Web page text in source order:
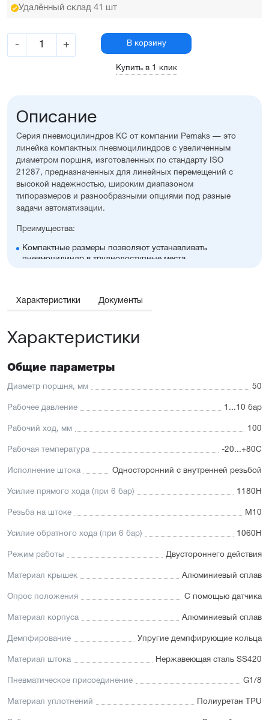
Удалённый склад 41 шт
- + В корзину
Купить в 1 клик
Описание
Серия пневмоцилиндров KC от компании Pemaks — это
линейка компактных пневмоцилиндров с увеличенным
диаметром поршня, изготовленных по стандарту ISO
21287, предназначенных для линейных перемещений с
высокой надежностью, широким диапазоном
типоразмеров и разнообразными опциями под разные
задачи автоматизации.
Преимущества:
Компактные размеры позволяют устанавливать
пневмоцилиндр в труднодоступные места
Широкий ассортимент опций и монтажных
Высокая производительность.
Имеется опрос положения и упругие элементы
демпфирования
трёх сторон
промышленности
Низкий уровень шума работы
Характеристики Документы
Характеристики
Общие параметры
Диаметр поршня, мм 50
Рабочее давление 1...10 бар
Рабочий ход, мм 100
Рабочая температура -20...+80С
Исполнение штока Односторонний с внутренней резьбой
Усилие прямого хода (при 6 бар) 1180Н
Резьба на штоке М10
Усилие обратного хода (при 6 бар) 1060Н
Режим работы Двустороннего действия
Материал крышек Алюминиевый сплав
Опрос положения С помощью датчика
Материал корпуса Алюминиевый сплав
Демпфирование Упругие демпфирующие кольца
Материал штока Нержавеющая сталь SS420
Пневматическое присоединение G1/8
Материал уплотнений Полиуретан TPU